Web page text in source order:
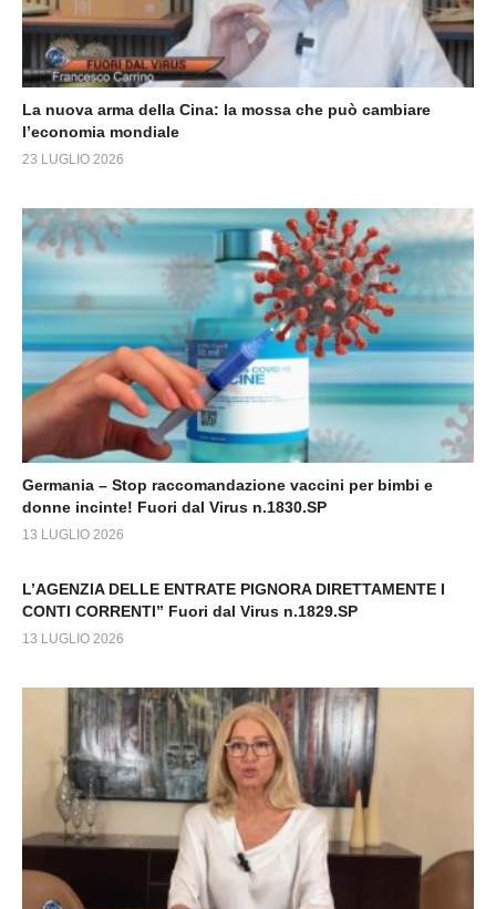
La nuova arma della Cina: la mossa che può cambiare
l’economia mondiale
23 LUGLIO 2026
Germania – Stop raccomandazione vaccini per bimbi e
donne incinte! Fuori dal Virus n.1830.SP
13 LUGLIO 2026
L’AGENZIA DELLE ENTRATE PIGNORA DIRETTAMENTE I
CONTI CORRENTI” Fuori dal Virus n.1829.SP
13 LUGLIO 2026